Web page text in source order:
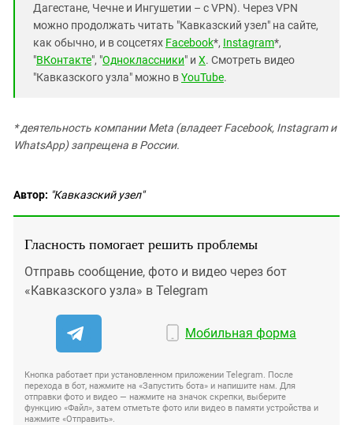
Дагестане, Чечне и Ингушетии – с VPN). Через VPN
можно продолжать читать "Кавказский узел" на сайте,
как обычно, и в соцсетях Facebook*, Instagram*,
"ВКонтакте", "Одноклассники" и X. Смотреть видео
"Кавказского узла" можно вYouTube.
* деятельность компании Meta (владеет Facebook, Instagram и
WhatsApp) запрещена в России.
Автор: "Кавказский узел"
Гласность помогает решить проблемы
Отправь сообщение, фото и видео через бот
«Кавказского узла» в Telegram
Мобильная форма
Кнопка работает при установленном приложении Telegram. После
перехода в бот, нажмите на «Запустить бота» и напишите нам. Для
отправки фото и видео — нажмите на значок скрепки, выберите
функцию «Файл», затем отметьте фото или видео в памяти устройства и
нажмите «Отправить».